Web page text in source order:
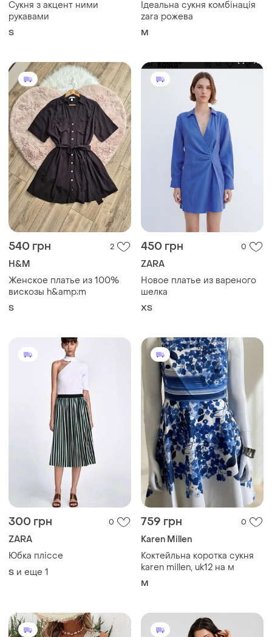
Сукня з акцент ними
рукавами
S
Ідеальна сукня комбінація
zara рожева
M
540 грн 2
H&M
Женское платье из 100%
вискозы h&amp;m
S
450 грн 0
ZARA
Новое платье из вареного
шелка
ХS
300 грн 0
ZARA
Юбка пліссе
S и еще 1
759 грн 0
Karen Millen
Коктейльна коротка сукня
karen millen, uk12 на м
M